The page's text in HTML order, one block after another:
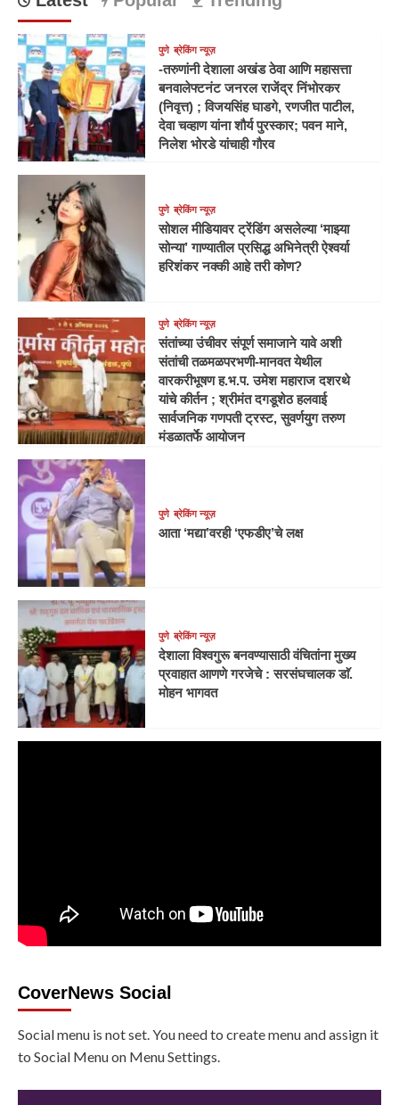
पुणे ब्रेकिंग न्यूज़
-तरुणांनी देशाला अखंड ठेवा आणि महासत्ता
बनवालेफ्टनंट जनरल राजेंद्र निंभोरकर
(निवृत्त) ; विजयसिंह घाडगे, रणजीत पाटील,
देवा चव्हाण यांना शौर्य पुरस्कार; पवन माने,
निलेश भोरडे यांचाही गौरव
पुणे ब्रेकिंग न्यूज़
सोशल मीडियावर ट्रेंडिंग असलेल्या ‘माझ्या
सोन्या’ गाण्यातील प्रसिद्ध अभिनेत्री ऐश्वर्या
हरिशंकर नक्की आहे तरी कोण?
पुणे ब्रेकिंग न्यूज़
संतांच्या उंचीवर संपूर्ण समाजाने यावे अशी
संतांची तळमळपरभणी-मानवत येथील
वारकरीभूषण ह.भ.प. उमेश महाराज दशरथे
यांचे कीर्तन ; श्रीमंत दगडूशेठ हलवाई
सार्वजनिक गणपती ट्रस्ट, सुवर्णयुग तरुण
मंडळातर्फे आयोजन
पुणे ब्रेकिंग न्यूज़
आता ‘मद्या’वरही ‘एफडीए’चे लक्ष
पुणे ब्रेकिंग न्यूज़
देशाला विश्वगुरू बनवण्यासाठी वंचितांना मुख्य
प्रवाहात आणणे गरजेचे : सरसंघचालक डाॅ.
मोहन भागवत
CoverNews Social
Social menu is not set. You need to create menu and assign it
to Social Menu on Menu Settings.